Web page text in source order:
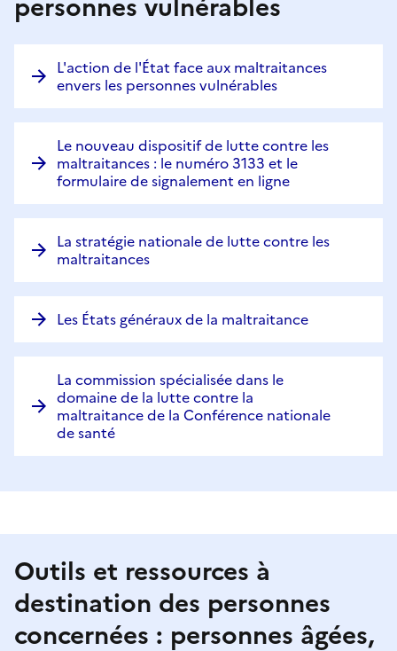
L'action de l'État face aux maltraitances
envers les personnes vulnérables
Le nouveau dispositif de lutte contre les
maltraitances : le numéro 3133 et le
formulaire de signalement en ligne
La stratégie nationale de lutte contre les
maltraitances
Les États généraux de la maltraitance
La commission spécialisée dans le
domaine de la lutte contre la
maltraitance de la Conférence nationale
de santé
Outils et ressources à
destination des personnes
concernées : personnes âgées,